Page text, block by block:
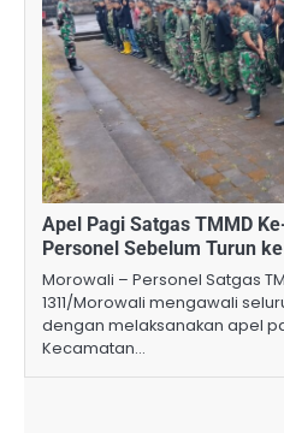
Apel Pagi Satgas TMMD
Personel Sebelum Turun
Morowali – Personel Satgas
1311/Morowali mengawali
dengan melaksanakan apel
Kecamatan…